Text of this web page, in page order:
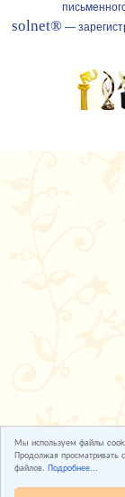
Мы используем файлы
Продолжая просматривать
файлов. Подробнее...
solnet® —